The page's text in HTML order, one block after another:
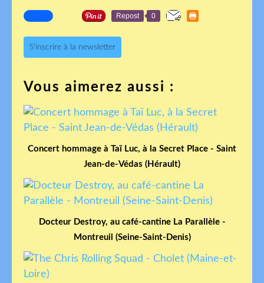
Repost 0
S'inscrire à la newsletter
Vous aimerez aussi :
Concert hommage à Taï Luc, à la Secret Place - Saint
Jean-de-Védas (Hérault)
Docteur Destroy, au café-cantine La Parallèle -
Montreuil (Seine-Saint-Denis)